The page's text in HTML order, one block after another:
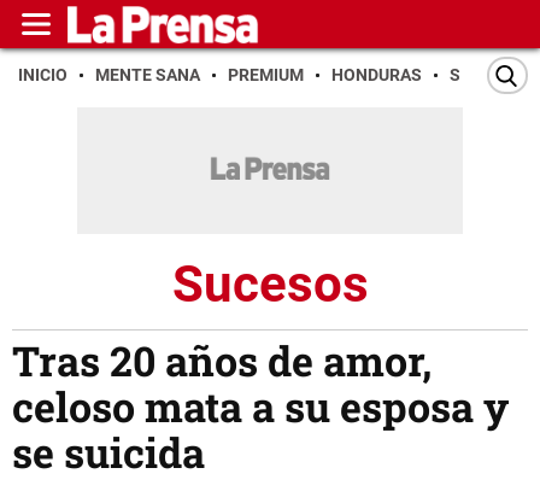
INICIO MENTE SANA PREMIUM HONDURAS SAN PEDRO
Sucesos
Tras 20 años de amor,
celoso mata a su esposa y
se suicida